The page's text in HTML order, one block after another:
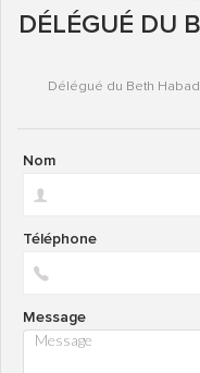
DÉLÉGUÉ DU
Délégué du Beth
Nom
Téléphone
Message